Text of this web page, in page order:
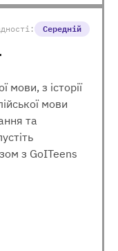
Середній
мови, з історії
мови
та
з GoITeens